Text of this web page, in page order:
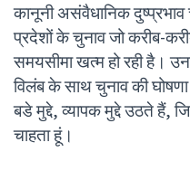
कानूनी असंवैधानिक
प्रदेशों के चुनाव जो करीब-
समयसीमा खत्म हो रही है।
विलंब के साथ चुनाव की
बडे मुद्दे, व्यापक मुद्दे उठते
चाहता हूं।